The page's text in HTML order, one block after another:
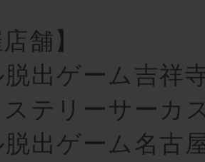
舗】
脱出ゲーム吉祥
テリーサーカ
脱出ゲーム名古